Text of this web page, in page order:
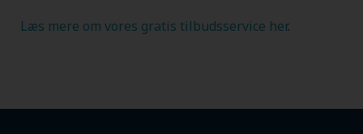
Læs mere om vores gratis tilbudsservice her.